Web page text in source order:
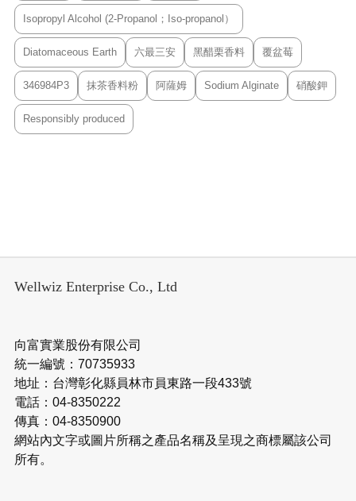
Isopropyl Alcohol (2-Propanol；Iso-propanol）
Diatomaceous Earth 六最三安 黑醋栗香料 覆盆莓
346984P3 抹茶香料粉 阿薩姆 Sodium Alginate 硝酸鉀
Responsibly produced
Wellwiz Enterprise Co., Ltd
向富實業股份有限公司
統一編號：70735933
地址：台灣彰化縣員林市員東路一段433號
電話：04-8350222
傳真：04-8350900
網站內文字或圖片所稱之產品名稱及呈現之商標屬該公司
所有。